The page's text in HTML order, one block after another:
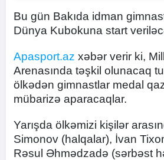
Bu gün Bakıda idman
Dünya Kubokuna start
Apasport.az xəbər verir ki,
Arenasında təşkil olunacaq
ölkədən gimnastlar medal
mübarizə aparacaqlar.
Yarışda ölkəmizi kişilər
Simonov (halqalar), İvan
Rəsul Əhmədzadə (sərbəst